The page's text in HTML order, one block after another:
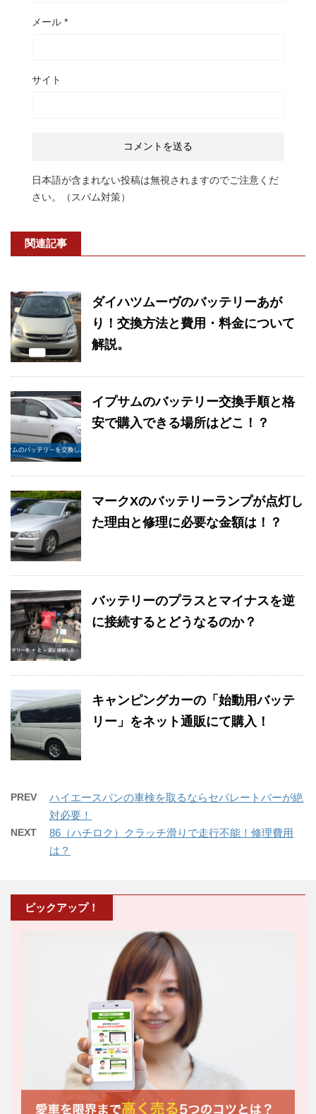
メール *
サイト
日本語が含まれない投稿は無視されますのでご注意くだ
さい。（スパム対策）
関連記事
ダイハツムーヴのバッテリーあが
り！交換方法と費用・料金について
解説。
イプサムのバッテリー交換手順と格
安で購入できる場所はどこ！？
マークXのバッテリーランプが点灯し
た理由と修理に必要な金額は！？
バッテリーのプラスとマイナスを逆
に接続するとどうなるのか？
キャンピングカーの「始動用バッテ
リー」をネット通販にて購入！
PREV
ハイエースバンの車検を取るならセパレートバーが絶
対必要！
NEXT
86（ハチロク）クラッチ滑りで走行不能！修理費用
は？
ピックアップ！